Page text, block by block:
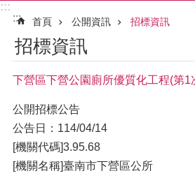
:::
:::
首頁 公開資訊 招標資訊
招標資訊
下營區下營公園廁所優質化工程(第1
公開招標公告
公告日：114/04/14
[機關代碼]3.95.68
[機關名稱]臺南市下營區公所